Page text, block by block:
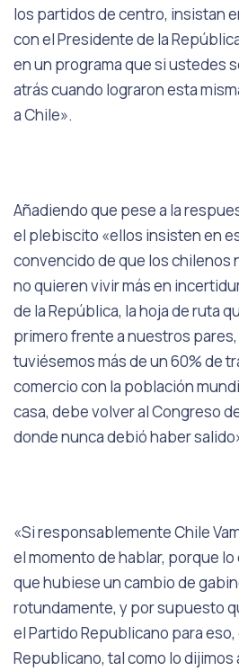
los partidos de centro, insistan
con el Presidente de la
en un programa que si ustedes
atrás cuando lograron esta
a Chile».
Añadiendo que pese a la
el plebiscito «ellos insisten en
convencido de que los chilenos
no quieren vivir más en
de la República, la hoja de ruta
primero frente a nuestros
tuviésemos más de un 60% de
comercio con la población
casa, debe volver al Congreso
donde nunca debió haber
«Si responsablemente Chile
el momento de hablar, porque
que hubiese un cambio de
rotundamente, y por supuesto
el Partido Republicano para eso,
Republicano, tal como lo